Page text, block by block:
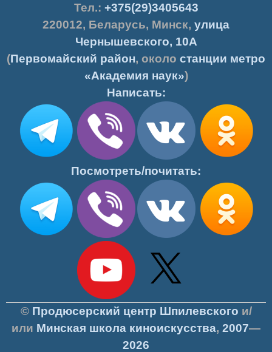
Тел.: +375(29)3405643
220012, Беларусь, Минск, улица
Чернышевского, 10А
(Первомайский район, около станции метро
«Академия наук»)
Написать:
Посмотреть/почитать:
© Продюсерский центр Шпилевского и/
или Минская школа киноискусства, 2007—
2026